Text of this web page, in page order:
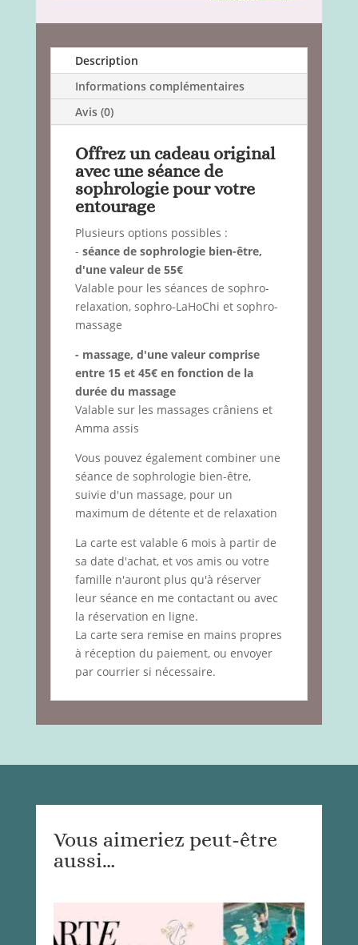
Description
Informations complémentaires
Avis (0)
Offrez un cadeau original
avec une séance de
sophrologie pour votre
entourage
Plusieurs options possibles :
- séance de sophrologie bien-être,
d'une valeur de 55€
Valable pour les séances de sophro-
relaxation, sophro-LaHoChi et sophro-
massage
- massage, d'une valeur comprise
entre 15 et 45€ en fonction de la
durée du massage
Valable sur les massages crâniens et
Amma assis
Vous pouvez également combiner une
séance de sophrologie bien-être,
suivie d'un massage, pour un
maximum de détente et de relaxation
La carte est valable 6 mois à partir de
sa date d'achat, et vos amis ou votre
famille n'auront plus qu'à réserver
leur séance en me contactant ou avec
la réservation en ligne.
La carte sera remise en mains propres
à réception du paiement, ou envoyer
par courrier si nécessaire.
Vous aimeriez peut-être
aussi…